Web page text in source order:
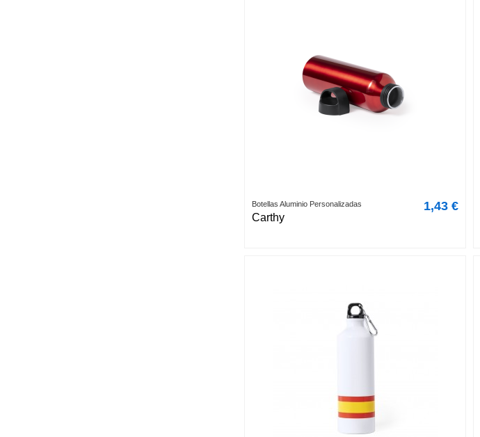
Botellas Aluminio Personalizadas
Carthy
1,43 €